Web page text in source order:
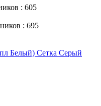
: 605
: 695
Белый) Сетка Серый